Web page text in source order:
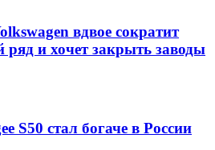
вдвое сократит
ряд и хочет закрыть заводы
S50 стал богаче в России